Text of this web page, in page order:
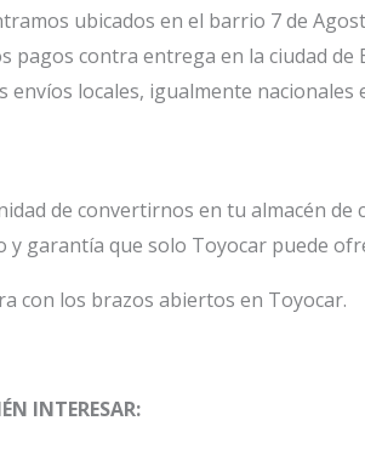
ubicados en el barrio 7 de
pagos contra entrega en la ciudad de
envíos locales, igualmente nacionales
de convertirnos en tu almacén
y garantía que solo Toyocar puede
con los brazos abiertos en Toyocar.
INTERESAR: